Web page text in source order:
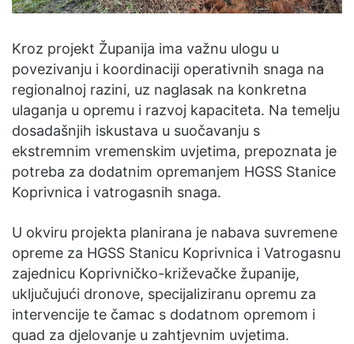
Kroz projekt Županija ima važnu ulogu u
povezivanju i koordinaciji operativnih snaga na
regionalnoj razini, uz naglasak na konkretna
ulaganja u opremu i razvoj kapaciteta. Na temelju
dosadašnjih iskustava u suočavanju s
ekstremnim vremenskim uvjetima, prepoznata je
potreba za dodatnim opremanjem HGSS Stanice
Koprivnica i vatrogasnih snaga.
U okviru projekta planirana je nabava suvremene
opreme za HGSS Stanicu Koprivnica i Vatrogasnu
zajednicu Koprivničko-križevačke županije,
uključujući dronove, specijaliziranu opremu za
intervencije te čamac s dodatnom opremom i
quad za djelovanje u zahtjevnim uvjetima.